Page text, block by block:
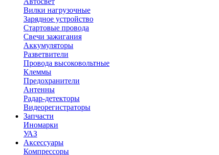
Вилки нагрузочные
Зарядное устройство
Стартовые провода
Свечи зажигания
Аккумуляторы
Разветвители
Провода высоковольтные
Клеммы
Предохранители
Антенны
Радар-детекторы
Видеорегистраторы
Запчасти
Иномарки
УАЗ
Аксесcуары
Компрессоры